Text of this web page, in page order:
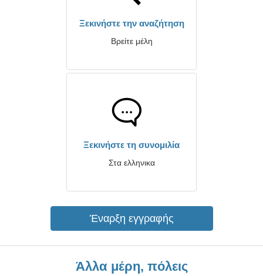
Ξεκινήστε την αναζήτηση
Βρείτε μέλη
Ξεκινήστε τη συνομιλία
Στα ελληνικα
Έναρξη εγγραφής
Άλλα μέρη, πόλεις